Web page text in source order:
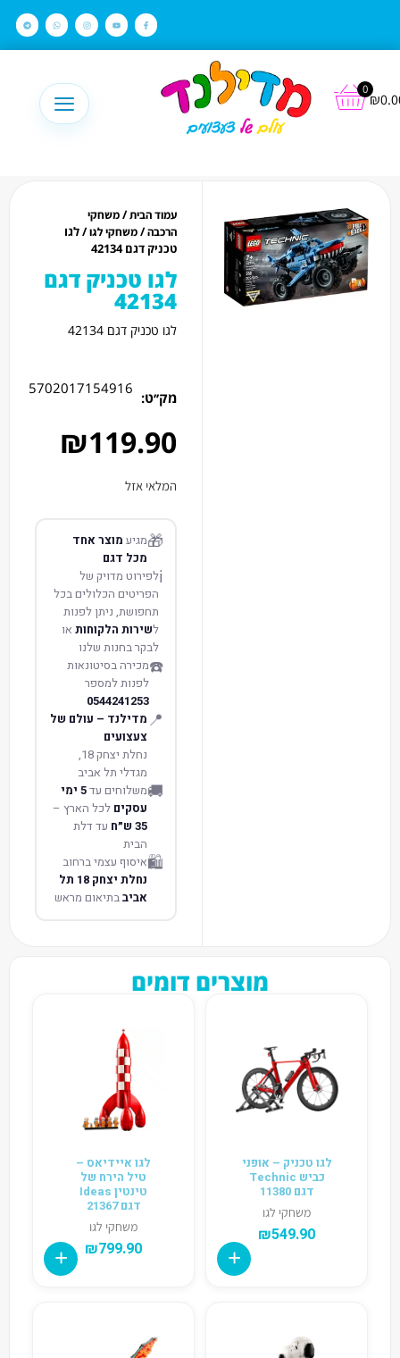
₪
0
עמוד הבית/משחקי
הרכבה/משחקי לגו/ לגו
טכניק דגם 42134
לגו טכניק דגם
42134
לגו טכניק דגם 42134
מק׳׳ט:
5702017154916
₪119.90
המלאי אזל
🎁מגיע מוצר אחד
מכל דגם
ℹ️לפירוט מדויק של
הפריטים הכלולים בכל
תחפושת, ניתן לפנות
לשירות הלקוחות או
לבקר בחנות שלנו
☎️מכירה בסיטונאות
לפנות למספר
0544241253
📍 מדילנד – עולם של
צעצועים
נחלת יצחק 18,
מגדלי תל אביב
🚚משלוחים עד 5 ימי
עסקים לכל הארץ –
35 ש״ח
עד דלת
הבית
🛍️איסוף עצמי ברחוב
נחלת יצחק 18 תל
אביבבתיאום מראש
מוצרים דומים
לגו טכניק – אופני
כביש Technic
דגם 11380
משחקי לגו
₪549.90
לגו איידיאס –
טיל הירח של
טינטין Ideas
דגם 21367
משחקי לגו
₪799.90